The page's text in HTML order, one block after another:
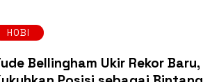
HOBI
Bellingham Ukir Rekor Baru,